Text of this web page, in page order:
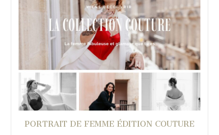
PORTRAIT DE FEMME ÉDITION COUTURE